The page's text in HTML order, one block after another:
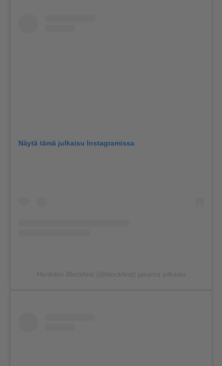
Näytä tämä julkaisu Instagramissa
Henkilön Blockfest (@blockfest) jakama julkaisu